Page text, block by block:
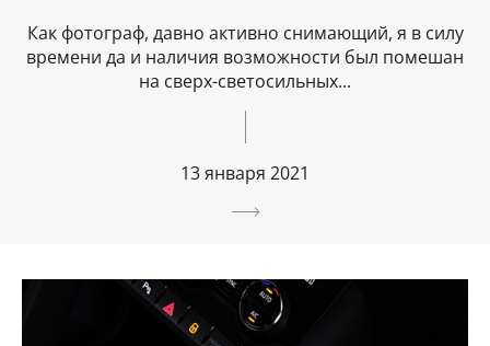
Как фотограф, давно активно снимающий, я в силу
времени да и наличия возможности был помешан
на сверх-светосильных...
13 января 2021